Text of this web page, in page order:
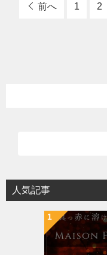
前へ 1 2
人気記事